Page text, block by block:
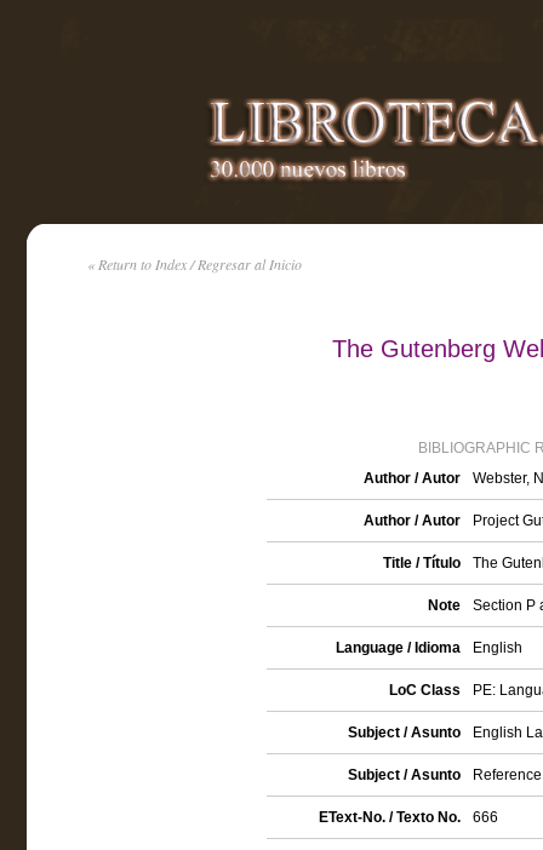
« Return to Index / Regresar al Inicio
The Gutenberg
BIBLIOGRAPHIC
Author / Autor
Webster,
Author / Autor Project
Title / Título The
Note Section P
Language / Idioma English
LoC Class PE:
Subject / Asunto English
Subject / Asunto Reference
EText-No. / Texto No. 666